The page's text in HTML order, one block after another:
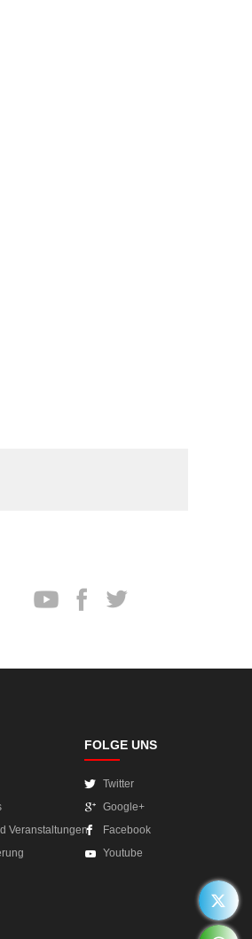
Veranstaltungen
FOLGE UNS
Twitter
Google+
Facebook
Youtube